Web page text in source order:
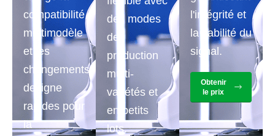
compatibilité
multimodèle
et les
changements
de ligne
rapides pour
la
des modes
de
production
multi-
variétés et
en petits
lots.
l'intégrité et
la fiabilité du
signal.
Obtenir
le prix